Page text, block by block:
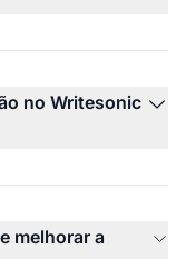
no Writesonic
melhorar a